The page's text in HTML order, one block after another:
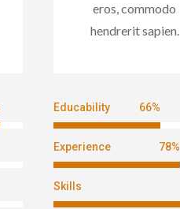
eros, commodo
hendrerit sapien.
Educability 66%
Experience 78%
Skills